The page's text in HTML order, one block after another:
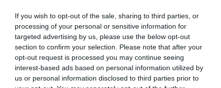
If you wish to opt-out of the sale, sharing to third parties, or
processing of your personal or sensitive information for
targeted advertising by us, please use the below opt-out
section to confirm your selection. Please note that after your
opt-out request is processed you may continue seeing
interest-based ads based on personal information utilized by
us or personal information disclosed to third parties prior to
udvarán álló, korábban aNe bántsátok a
feketerigót! című filmben látott bírósági épületből
alakították ki az ikonikus óratornyot, a robbanást
pedig villámcsapásra cserélték.
Majdnem „Űrlény a Plutóról” lett a film